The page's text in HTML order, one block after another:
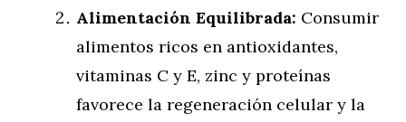
Alimentación Equilibrada: Consumir
alimentos ricos en antioxidantes,
vitaminas C y E, zinc y proteínas
favorece la regeneración celular y la